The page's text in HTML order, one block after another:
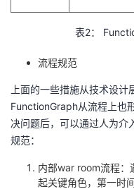
表2：
流程规范
上面的一些措施从技术设计
FunctionGraph从流程上也
决问题后，可以通过人为介
规范：
内部war room流程：
起关键角色，第一时